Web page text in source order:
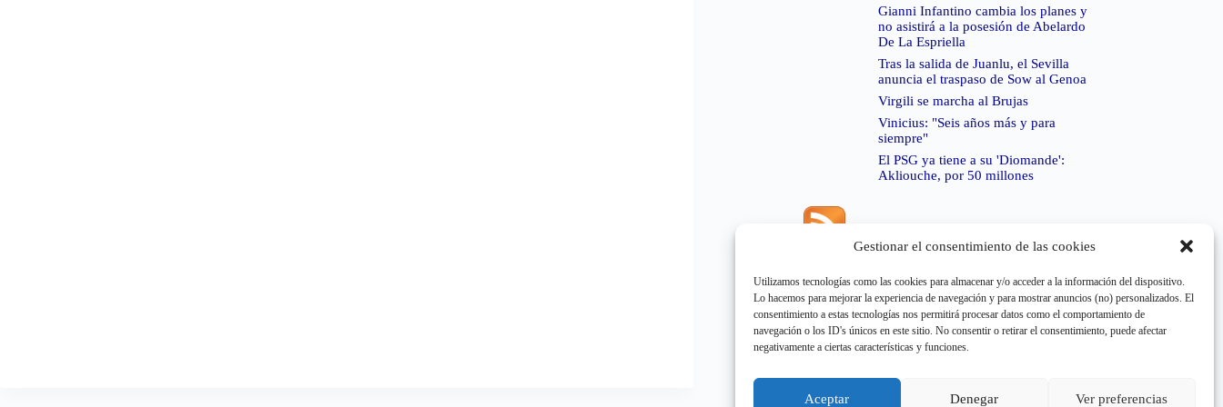
Gestionar el consentimiento de las cookies
Utilizamos tecnologías como las cookies para almacenar y/o acceder a la información del dispositivo.
Lo hacemos para mejorar la experiencia de navegación y para mostrar anuncios (no) personalizados. El
consentimiento a estas tecnologías nos permitirá procesar datos como el comportamiento de
navegación o los ID's únicos en este sitio. No consentir o retirar el consentimiento, puede afectar
negativamente a ciertas características y funciones.
Aceptar Denegar Ver preferencias
Gianni Infantino cambia los planes y
no asistirá a la posesión de Abelardo
De La Espriella
Tras la salida de Juanlu, el Sevilla
anuncia el traspaso de Sow al Genoa
Virgili se marcha al Brujas
Vinicius: "Seis años más y para
siempre"
El PSG ya tiene a su 'Diomande':
Akliouche, por 50 millones
Error de RSS:Retrieved unsupported status code
"404"